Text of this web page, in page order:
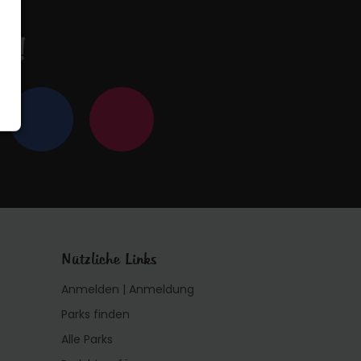
Nützliche Links
Anmelden | Anmeldung
Parks finden
Alle Parks